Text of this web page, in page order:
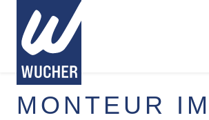
MONTEUR IM